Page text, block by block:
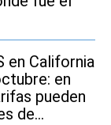
en California
en
pueden
de